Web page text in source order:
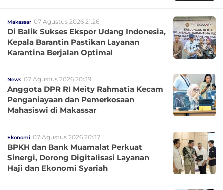
Makassar 07 Agustus 2026 21:26
Di Balik Sukses Ekspor Udang Indonesia,
Kepala Barantin Pastikan Layanan
Karantina Berjalan Optimal
News 07 Agustus 2026 20:39
Anggota DPR RI Meity Rahmatia Kecam
Penganiayaan dan Pemerkosaan
Mahasiswi di Makassar
Ekonomi 07 Agustus 2026 20:37
BPKH dan Bank Muamalat Perkuat
Sinergi, Dorong Digitalisasi Layanan
Haji dan Ekonomi Syariah